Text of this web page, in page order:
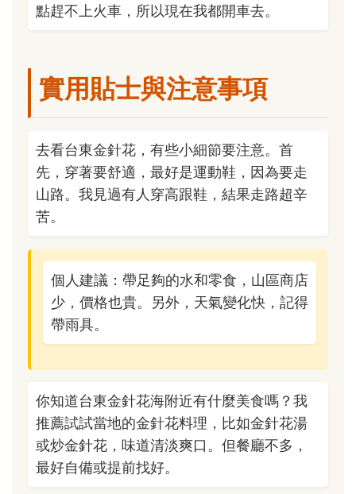
點趕不上火車，所以現在我都開車去。
實用貼士與注意事項
去看台東金針花，有些小細節要注意。首
先，穿著要舒適，最好是運動鞋，因為要走
山路。我見過有人穿高跟鞋，結果走路超辛
苦。
個人建議：帶足夠的水和零食，山區商店
少，價格也貴。另外，天氣變化快，記得
帶雨具。
你知道台東金針花海附近有什麼美食嗎？我
推薦試試當地的金針花料理，比如金針花湯
或炒金針花，味道清淡爽口。但餐廳不多，
最好自備或提前找好。